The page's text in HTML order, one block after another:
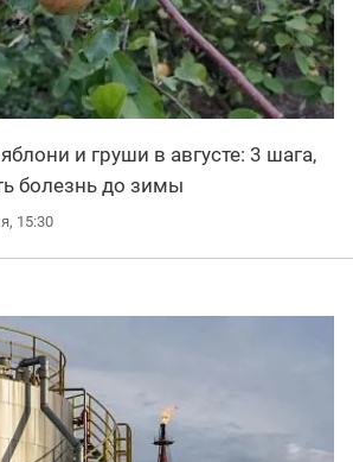
и груши в августе: 3 шага,
болезнь до зимы
15:30